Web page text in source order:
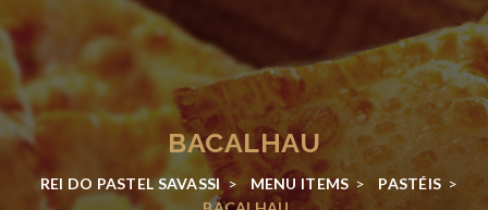
BACALHAU
REI DO PASTEL SAVASSI > MENU ITEMS > PASTÉIS >